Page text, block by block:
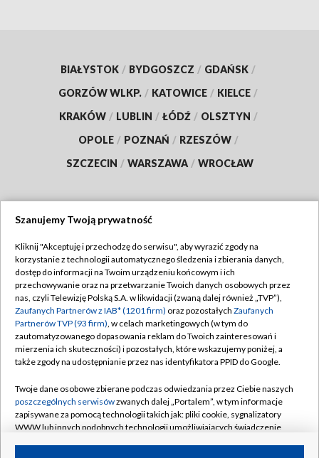
BIAŁYSTOK / BYDGOSZCZ / GDAŃSK /
GORZÓW WLKP. / KATOWICE / KIELCE /
KRAKÓW / LUBLIN / ŁÓDŹ / OLSZTYN /
OPOLE / POZNAŃ / RZESZÓW /
SZCZECIN / WARSZAWA / WROCŁAW
TVP
Abonament TVP
Emisja w TVP
Centrum informacji TVP
Naziemna Telewizja Cyfrowa
Rada Programowa
System NOS
Informacje o nadawcy
Regulamin TVP
Polityka prywatności
Moje zgody
Pomoc
Kontakt
Kanały
Szanujemy Twoją prywatność
Kliknij "Akceptuję i przechodzę do serwisu", aby wyrazić zgody na
korzystanie z technologii automatycznego śledzenia i zbierania danych,
dostęp do informacji na Twoim urządzeniu końcowym i ich
przechowywanie oraz na przetwarzanie Twoich danych osobowych przez
nas, czyli Telewizję Polską S.A. w likwidacji (zwaną dalej również „TVP”),
Zaufanych Partnerów z IAB* (1201 firm) oraz pozostałych Zaufanych
Partnerów TVP (93 firm), w celach marketingowych (w tym do
zautomatyzowanego dopasowania reklam do Twoich zainteresowań i
mierzenia ich skuteczności) i pozostałych, które wskazujemy poniżej, a
także zgody na udostępnianie przez nas identyfikatora PPID do Google.
Twoje dane osobowe zbierane podczas odwiedzania przez Ciebie naszych
poszczególnych serwisówzwanych dalej „Portalem”, w tym informacje
zapisywane za pomocą technologii takich jak: pliki cookie, sygnalizatory
WWW lub innych podobnych technologii umożliwiających świadczenie